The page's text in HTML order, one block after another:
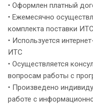
• Оформлен платный
• Ежемесячно
комплекта поставки
• Используется
ИТС
• Осуществляется
вопросам работы с
• Произведено
работе с